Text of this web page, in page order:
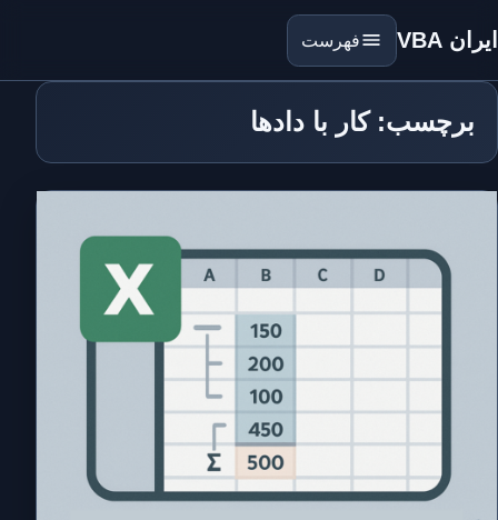
ایران VBA فهرست
برچسب: کار با دادها